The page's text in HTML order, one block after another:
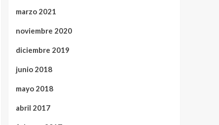
marzo 2021
noviembre 2020
diciembre 2019
junio 2018
mayo 2018
abril 2017